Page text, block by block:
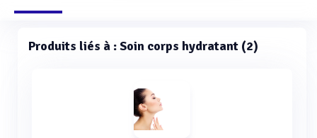
Produits liés à : Soin corps hydratant (2)